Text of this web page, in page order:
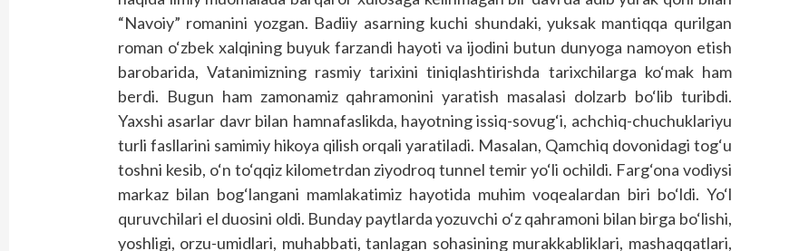
“Navoiy” romanini yozgan. Badiiy asarning kuchi shundaki, yuksak mantiqqa qurilgan
roman o‘zbek xalqining buyuk farzandi hayoti va ijodini butun dunyoga namoyon etish
barobarida, Vatanimizning rasmiy tarixini tiniqlashtirishda tarixchilarga ko‘mak ham
berdi. Bugun ham zamonamiz qahramonini yaratish masalasi dolzarb bo‘lib turibdi.
Yaxshi asarlar davr bilan hamnafaslikda, hayotning issiq-sovug‘i, achchiq-chuchuklariyu
turli fasllarini samimiy hikoya qilish orqali yaratiladi. Masalan, Qamchiq dovonidagi tog‘u
toshni kesib, o‘n to‘qqiz kilometrdan ziyodroq tunnel temir yo‘li ochildi. Farg‘ona vodiysi
markaz bilan bog‘langani mamlakatimiz hayotida muhim voqealardan biri bo‘ldi. Yo‘l
quruvchilari el duosini oldi. Bunday paytlarda yozuvchi o‘z qahramoni bilan birga bo‘lishi,
yoshligi, orzu-umidlari, muhabbati, tanlagan sohasining murakkabliklari, mashaqqatlari,